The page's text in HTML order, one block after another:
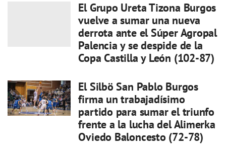
El Grupo Ureta Tizona Burgos
vuelve a sumar una nueva
derrota ante el Súper Agropal
Palencia y se despide de la
Copa Castilla y León (102-87)
El Silbö San Pablo Burgos
firma un trabajadísimo
partido para sumar el triunfo
frente a la lucha del Alimerka
Oviedo Baloncesto (72-78)